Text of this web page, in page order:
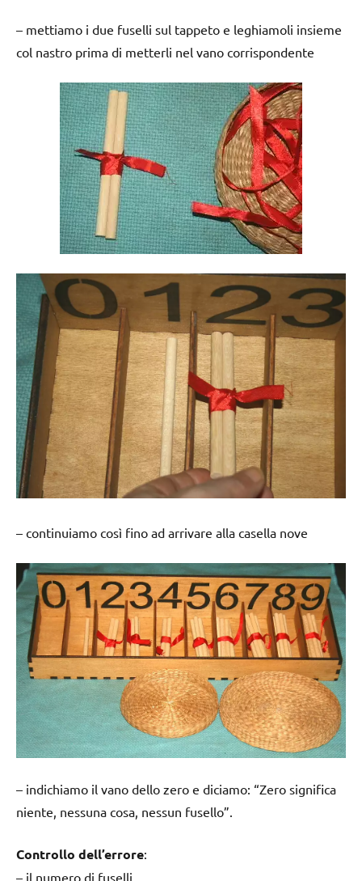
– mettiamo i due fuselli sul tappeto e leghiamoli insieme
col nastro prima di metterli nel vano corrispondente
– continuiamo così fino ad arrivare alla casella nove
– indichiamo il vano dello zero e diciamo: “Zero significa
niente, nessuna cosa, nessun fusello”.
Controllo dell’errore:
– il numero di fuselli